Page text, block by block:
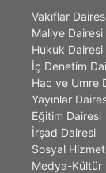
Vakıflar
Maliye Dairesi
Hukuk Dairesi
İç Denetim
Hac ve Umre
Yayınlar
Eğitim Dairesi
İrşad Dairesi
Sosyal
Medya-Kültür